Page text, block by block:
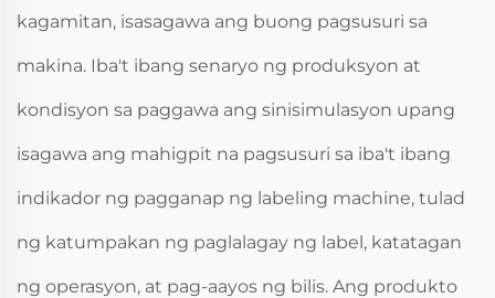
kagamitan, isasagawa ang buong pagsusuri sa
makina. Iba't ibang senaryo ng produksyon at
kondisyon sa paggawa ang sinisimulasyon upang
isagawa ang mahigpit na pagsusuri sa iba't ibang
indikador ng pagganap ng labeling machine, tulad
ng katumpakan ng paglalagay ng label, katatagan
ng operasyon, at pag-aayos ng bilis. Ang produkto